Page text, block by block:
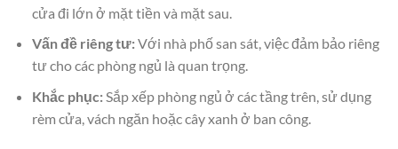
cửa đi lớn ở mặt tiền và mặt sau.
Vấn đề riêng tư:Với nhà phố san sát, việc đảm bảo riêng
tư cho các phòng ngủ là quan trọng.
Khắc phục:Sắp xếp phòng ngủ ở các tầng trên, sử dụng
rèm cửa, vách ngăn hoặc cây xanh ở ban công.